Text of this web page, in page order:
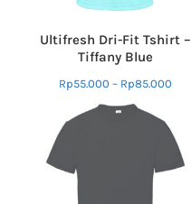
Ultifresh Dri-Fit Tshirt –
Tiffany Blue
Rp55.000 – Rp85.000